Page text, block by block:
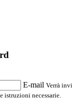
E-mail Verrà
istruzioni necessarie.